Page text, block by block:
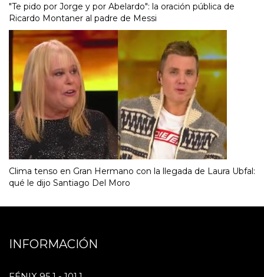
"Te pido por Jorge y por Abelardo": la oración pública de
Ricardo Montaner al padre de Messi
Clima tenso en Gran Hermano con la llegada de Laura Ubfal:
qué le dijo Santiago Del Moro
INFORMACIÓN